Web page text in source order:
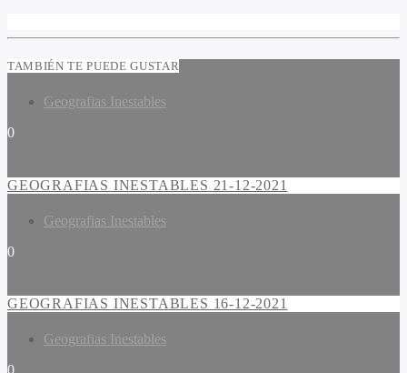
TAMBIÉN TE PUEDE GUSTAR
Geografias Inestables
0
GEOGRAFIAS INESTABLES 21-12-2021
Geografias Inestables
0
GEOGRAFIAS INESTABLES 16-12-2021
Geografias Inestables